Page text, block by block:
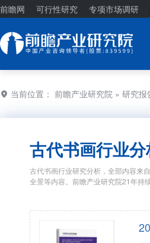
前瞻网 可行性研究 专项市场调研
当前位置： 前瞻产业研究院 » 研究报
古代书画行业
古代书画行业研究分析，全部内容来
全景等内容。前瞻产业研究院21年持